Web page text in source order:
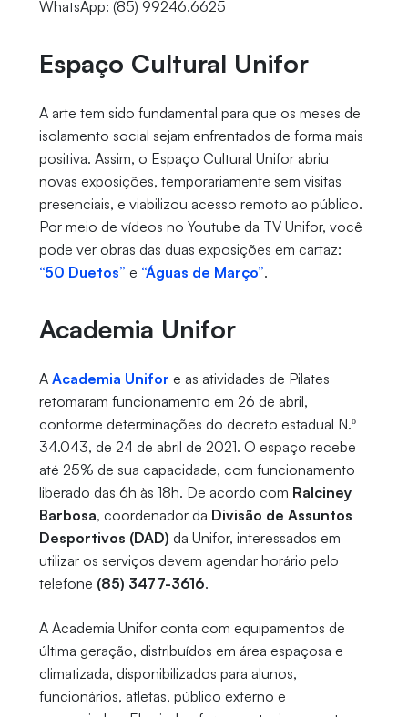
WhatsApp: (85) 99246.6625
Espaço Cultural Unifor
A arte tem sido fundamental para que os meses de
isolamento social sejam enfrentados de forma mais
positiva. Assim, o Espaço Cultural Unifor abriu
novas exposições, temporariamente sem visitas
presenciais, e viabilizou acesso remoto ao público.
Por meio de vídeos no Youtube da TV Unifor, você
pode ver obras das duas exposições em cartaz:
“50 Duetos” e “Águas de Março”.
Academia Unifor
A Academia Unifor e as atividades de Pilates
retomaram funcionamento em 26 de abril,
conforme determinações do decreto estadual N.º
34.043, de 24 de abril de 2021. O espaço recebe
até 25% de sua capacidade, com funcionamento
liberado das 6h às 18h. De acordo com Ralciney
Barbosa, coordenador da Divisão de Assuntos
Desportivos (DAD) da Unifor, interessados em
utilizar os serviços devem agendar horário pelo
telefone (85) 3477-3616.
A Academia Unifor conta com equipamentos de
última geração, distribuídos em área espaçosa e
climatizada, disponibilizados para alunos,
funcionários, atletas, público externo e